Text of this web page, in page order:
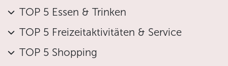
TOP 5 Essen & Trinken
TOP 5 Freizeitaktivitäten & Service
TOP 5 Shopping